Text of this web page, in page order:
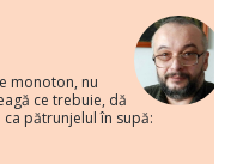
monoton, nu
ce trebuie, dă
pătrunjelul în supă: